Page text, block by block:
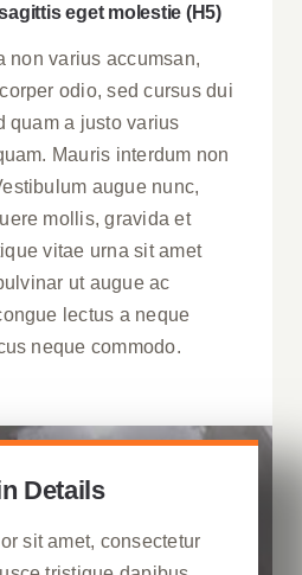
eget molestie (H5)
non varius accumsan,
odio, sed cursus dui
quam a justo varius
Mauris interdum non
augue nunc,
mollis, gravida et
vitae urna sit amet
ut augue ac
lectus a neque
neque commodo.
Details
sit amet, consectetur